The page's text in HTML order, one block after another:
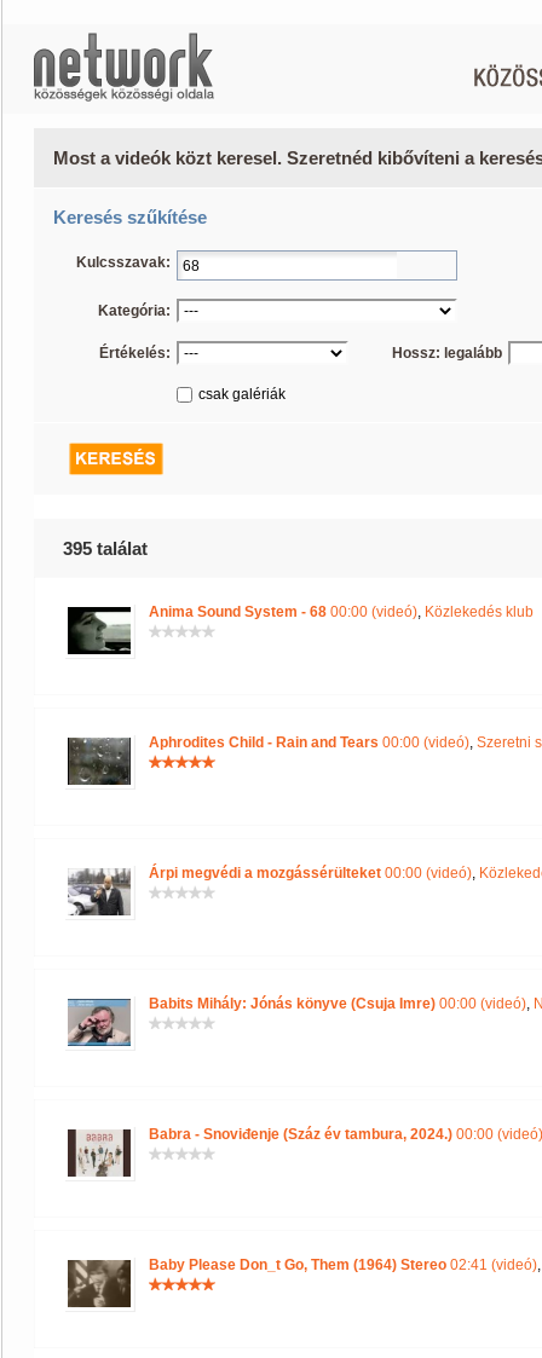
Most a videók közt keresel. Szeretnéd kibővíteni a
Keresés szűkítése
Kulcsszavak:
Kategória:
Értékelés: Hossz: legalább
csak galériák
395 találat
Anima Sound System - 68 00:00 (videó), Közlekedés klub
Aphrodites Child - Rain and Tears 00:00 (videó), Szeretni
Árpi megvédi a mozgássérülteket 00:00 (videó),
Babits Mihály: Jónás könyve (Csuja Imre) 00:00 (videó),
Babra - Snoviđenje (Száz év tambura, 2024.) 00:00 (videó)
Baby Please Don_t Go, Them (1964) Stereo 02:41 (videó)